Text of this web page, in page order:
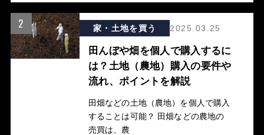
2 家・土地を買う 2025.03.25
田んぼや畑を個人で購入するに
は？土地（農地）購入の要件や
流れ、ポイントを解説
田畑などの土地（農地）を個人で購入
することは可能？ 田畑などの農地の
売買は、農